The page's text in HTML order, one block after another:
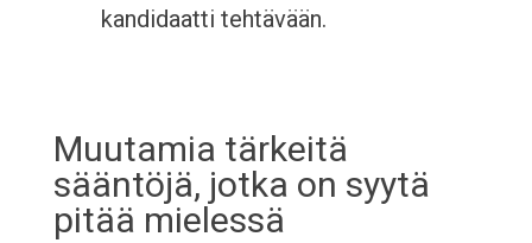
kandidaatti tehtävään.
Muutamia tärkeitä
sääntöjä, jotka on syytä
pitää mielessä